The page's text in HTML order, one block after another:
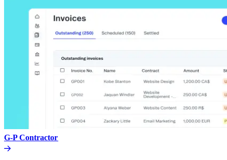
G-P Contractor​​